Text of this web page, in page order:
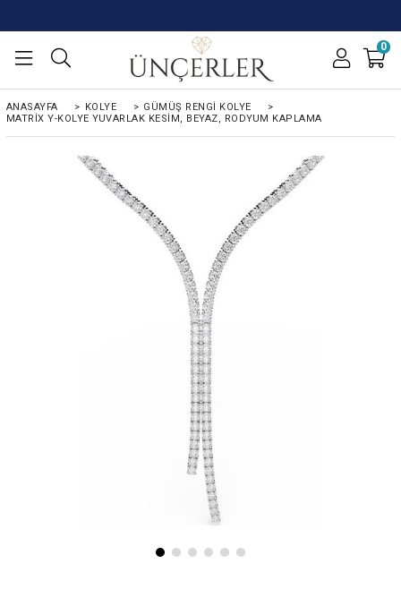
0
ANASAYFA > KOLYE > GÜMÜŞ RENGI KOLYE
>
MATRIX Y-KOLYE YUVARLAK KESIM, BEYAZ, RODYUM KAPLAMA